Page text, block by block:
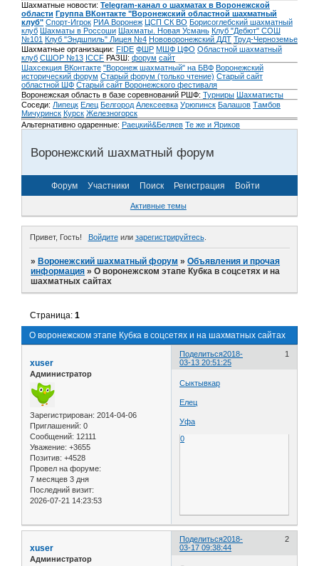
Шахматные новости: Telegram-канал о шахматах в Воронежской
области Группа ВКонтакте "Воронежский областной шахматный
клуб" Спорт-Игрок РИА Воронеж ЦСП СК ВО Борисоглебский шахматный
клуб Шахматы в Россоши Шахматы. Новая Усмань Клуб "Дебют" СОШ
№101 Клуб "Эндшпиль" Лицея №4 Нововоронежский ДДТ Труд-Черноземье
Шахматные организации: FIDE ФШР МШФ ЦФО Областной шахматный
клуб СШОР №13 ICCF РАЗШ: форум сайт
Шахсекция ВКонтакте "Воронеж шахматный" на БВФ Воронежский
исторический форум Cтарый форум (только чтение) Старый сайт
областной ШФ Старый сайт Воронежского фестиваля
Воронежская область в базе соревнований РШФ: Турниры Шахматисты
Соседи: Липецк Елец Белгород Алексеевка Урюпинск Балашов Тамбов
Мичуринск Курск Железногорск
Альтернативно одаренные: Раецкий&Беляев Те же и Яриков
Воронежский шахматный форум
Форум Участники Поиск Регистрация Войти
Активные темы
Привет, Гость! Войдитеили зарегистрируйтесь.
»Воронежский шахматный форум »Объявления и прочая
информация »О воронежском этапе Кубка в соцсетях и на
шахматных сайтах
О воронежском этапе Кубка в соцсетях и на шахматных сайтах
Страница:1
Поделиться 1
2018-
03-13 20:51:25
xuser
Администратор
Зарегистрирован: 2014-04-06
Приглашений: 0
Сообщений: 12111
Уважение: +3655
Позитив: +4528
Провел на форуме:
7 месяцев 3 дня
Последний визит:
2026-07-21 14:23:53
Сыктывкар
Елец
Уфа
0
Поделиться 2
2018-
03-17 09:38:44
xuser
Администратор